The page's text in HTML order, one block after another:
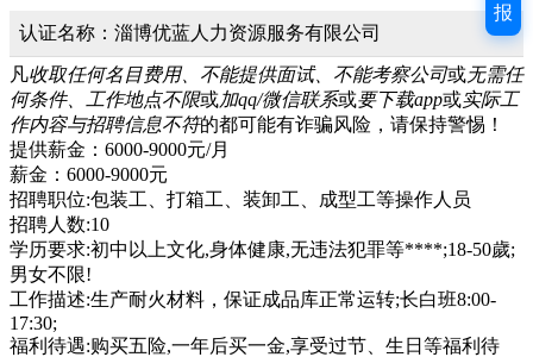
认证名称：淄博优蓝人力资源服务有限公司
凡收取任何名目费用、不能提供面试、不能考察公司或无需任
何条件、工作地点不限或加qq/微信联系或要下载app或实际工
作内容与招聘信息不符的都可能有诈骗风险，请保持警惕！
提供薪金：6000-9000元/月
薪金：6000-9000元
招聘职位:包装工、打箱工、装卸工、成型工等操作人员
招聘人数:10
学历要求:初中以上文化,身体健康,无违法犯罪等****;18-50歲;
男女不限!
工作描述:生产耐火材料，保证成品库正常运转;长白班8:00-
17:30;
福利待遇:购买五险,一年后买一金,享受过节、生日等福利待
报